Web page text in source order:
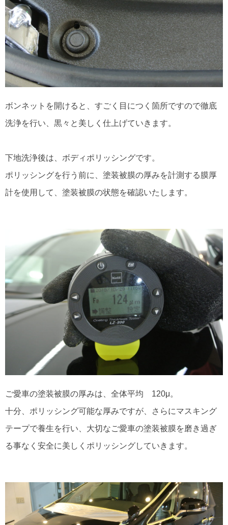
ボンネットを開けると、すごく目につく箇所ですので徹底
洗浄を行い、黒々と美しく仕上げていきます。
下地洗浄後は、ボディポリッシングです。
ポリッシングを行う前に、塗装被膜の厚みを計測する膜厚
計を使用して、塗装被膜の状態を確認いたします。
ご愛車の塗装被膜の厚みは、全体平均 120μ。
十分、ポリッシング可能な厚みですが、さらにマスキング
テープで養生を行い、大切なご愛車の塗装被膜を磨き過ぎ
る事なく安全に美しくポリッシングしていきます。